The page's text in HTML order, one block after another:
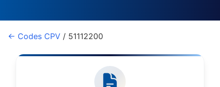
← Codes CPV / 51112200